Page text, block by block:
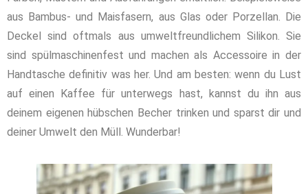
aus Bambus- und Maisfasern, aus Glas oder Porzellan. Die
Deckel sind oftmals aus umweltfreundlichem Silikon. Sie
sind spülmaschinenfest und machen als Accessoire in der
Handtasche definitiv was her. Und am besten: wenn du Lust
auf einen Kaffee für unterwegs hast, kannst du ihn aus
deinem eigenen hübschen Becher trinken und sparst dir und
deiner Umwelt den Müll. Wunderbar!